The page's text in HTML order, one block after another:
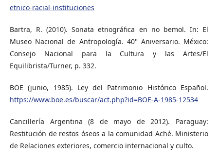
etnico-racial-instituciones
Bartra, R. (2010). Sonata etnográfica en no bemol. In: El
Museo Nacional de Antropología. 40° Aniversario. México:
Consejo Nacional para la Cultura y las Artes/El
Equilibrista/Turner, p. 332.
BOE (junio, 1985). Ley del Patrimonio Histórico Español.
https://www.boe.es/buscar/act.php?id=BOE-A-1985-12534
Cancillería Argentina (8 de mayo de 2012). Paraguay:
Restitución de restos óseos a la comunidad Aché. Ministerio
de Relaciones exteriores, comercio internacional y culto.